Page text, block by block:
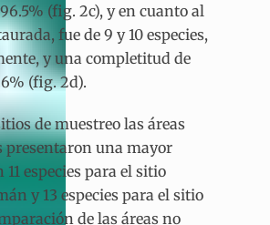
(fig. 2c), y en cuanto al
fue de 9 y 10 especies,
y una completitud de
(fig. 2d).
de muestreo las áreas
presentaron una mayor
11 especies para el sitio
y 13 especies para el sitio
de las áreas no